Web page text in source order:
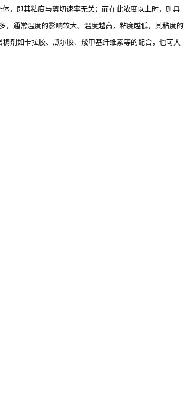
，即其粘度与剪切速率无关；而在此浓度以上时，则具
，通常温度的影响较大。温度越高，粘度越低，其粘度的
剂如卡拉胶、瓜尔胶、羧甲基纤维素等的配合，也可大